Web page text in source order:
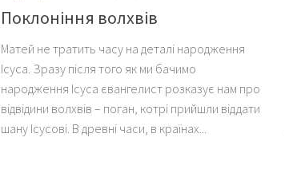
Поклоніння волхвів
Матей не тратить часу на деталі народження
Ісуса. Зразу після того як ми бачимо
народження Ісуса євангелист розказує нам про
відвідини волхвів – поган, котрі прийшли віддати
шану Ісусові. В древні часи, в країнах...